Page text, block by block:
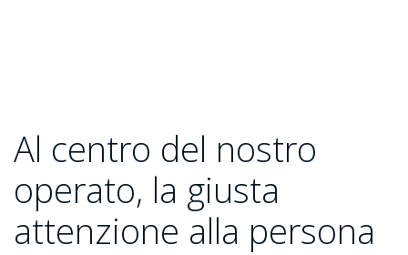
Al centro del nostro
operato, la giusta
attenzione alla persona